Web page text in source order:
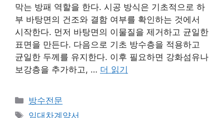
막는 방패 역할을 한다. 시공 방식은 기초적으로 하
부 바탕면의 건조와 결함 여부를 확인하는 것에서
시작한다. 먼저 바탕면의 이물질을 제거하고 균일한
표면을 만든다. 다음으로 기초 방수층을 적용하고
균일한 두께를 유지한다. 이후 필요하면 강화섬유나
보강층을 추가하고, … 더 읽기
카
테
방수전문
태
임대차계약서